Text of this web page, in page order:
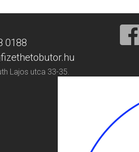
0188
Lajos utca 33-35.